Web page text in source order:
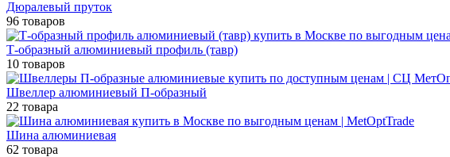
Дюралевый пруток
96 товаров
Т-образный алюминиевый профиль (тавр)
10 товаров
Швеллер алюминиевый П-образный
22 товара
Шина алюминиевая
62 товара